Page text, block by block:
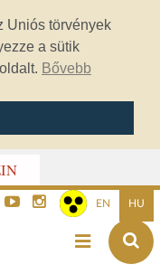
Uniós törvények
a sütik
Bővebb
EN HU